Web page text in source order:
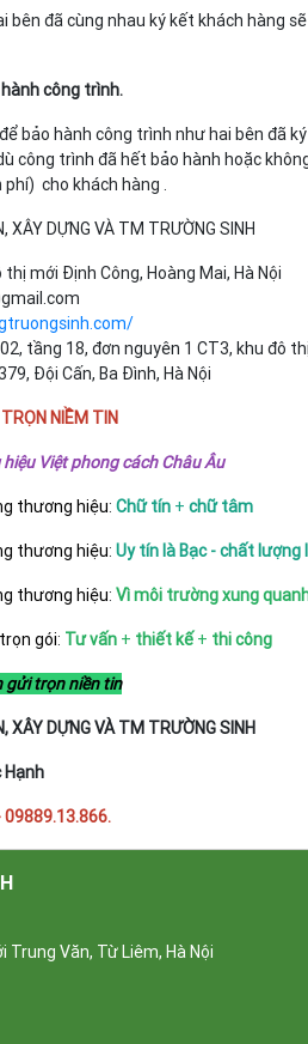
bên đã cùng nhau ký kết khách hàng
công trình.
bảo hành công trình như hai bên đã
công trình đã hết bảo hành hoặc
cho khách hàng .
XÂY DỰNG VÀ TM TRƯỜNG SINH
thị mới Định Công, Hoàng Mai, Hà Nội
tầng 18, đơn nguyên 1 CT3, khu đô
Đội Cấn, Ba Đình, Hà Nội
NIỀM TIN
Việt phong cách Châu Âu
thương hiệu: Chữ tín + chữ tâm
thương hiệu: Uy tín là Bạc - chất lượng
thương hiệu: Vì môi trường xung
gói: Tư vấn+ thiết kế+ thi công
gửi trọn niền tin
XÂY DỰNG VÀ TM TRƯỜNG SINH
Hạnh
Văn, Từ Liêm, Hà Nội